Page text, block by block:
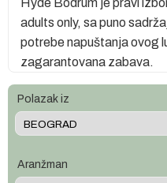
adults only, sa puno
potrebe napuštanja ovog
zagarantovana zabava.
Polazak iz
Aranžman